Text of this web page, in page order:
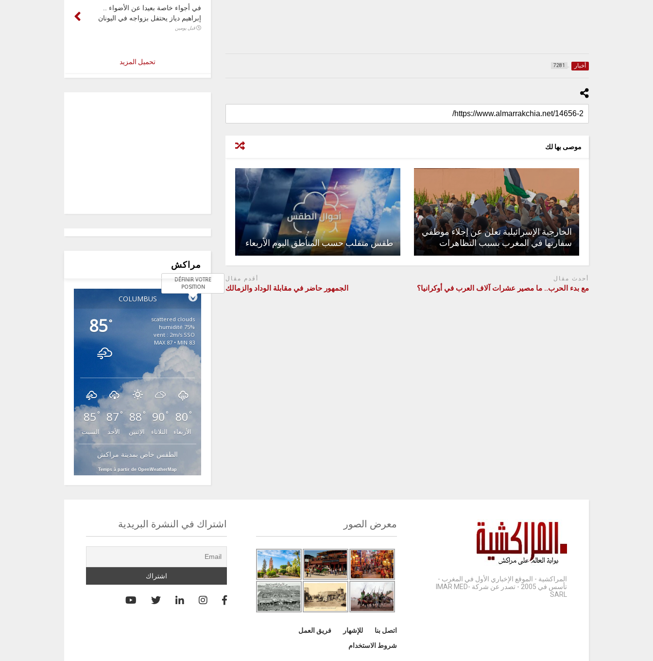
أخبار 7281
موصى بها لك
الخارجية الإسرائيلية تعلن عن إجلاء موظفي
سفارتها في المغرب بسبب التظاهرات
طقس متقلب حسب المناطق اليوم الأربعاء
أحدث مقال
مع بدء الحرب.. ما مصير عشرات آلاف العرب في أوكرانيا؟
أقدم مقال
الجمهور حاضر في مقابلة الوداد والزمالك
في أجواء خاصة بعيدا عن الأضواء ..
إبراهيم دياز يحتفل بزواجه في اليونان
قبل يومين
تحميل المزيد
مراكش
COLUMBUS
DÉFINIR VOTRE
POSITION
85°
scattered clouds
75% humidité
vent : 2m/s SSO
MAX 87 • MIN 83
85 °
السبت
87 °
الأحد
88 °
الإثنين
90 °
الثلاثاء
80 °
الأربعاء
الطقس خاص بمدينة مراكش
Temps à partir de OpenWeatherMap
المراكشية - الموقع الإخباري الأول في المغرب -
تأسس في 2005 - تصدر عن شركة IMAR MED-
SARL
معرض الصور
اتصل بنا للإشهار
فريق العمل
شروط الاستخدام
اشتراك في النشرة البريدية